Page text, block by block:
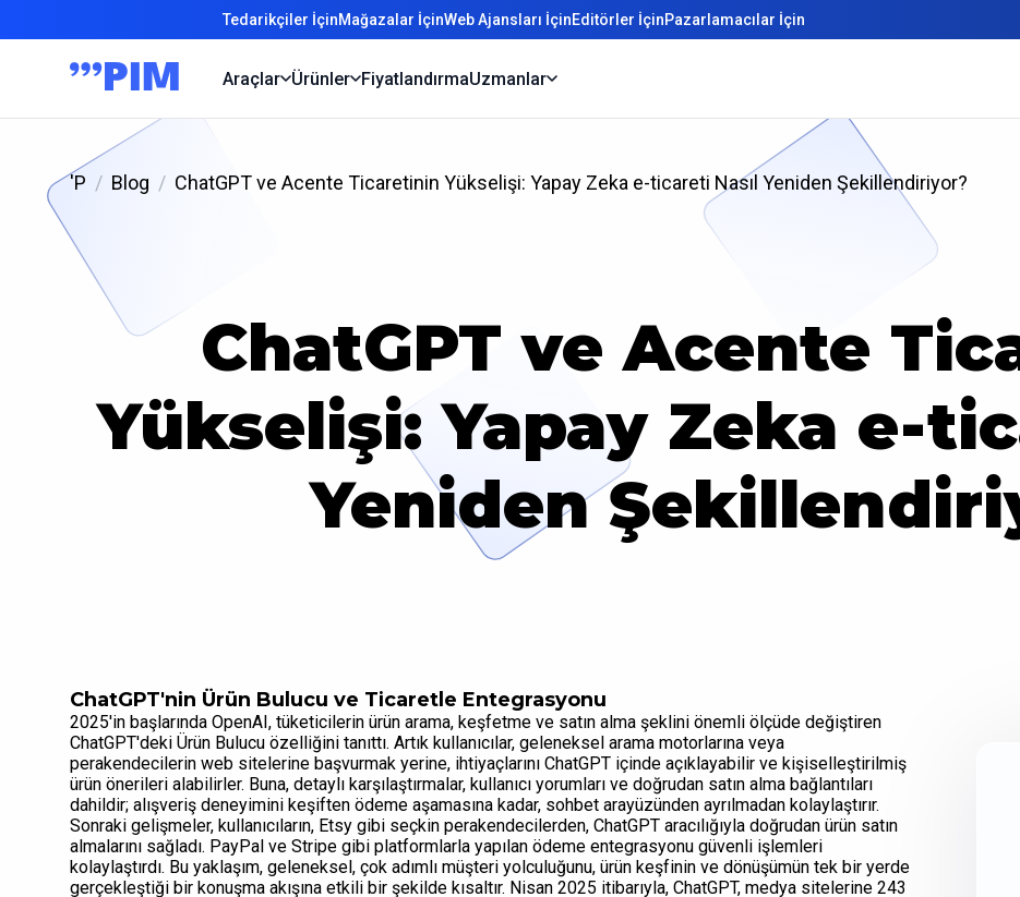
Tedarikçiler İçinMağazalar İçinWeb Ajansları İçinEditörler İçinPazarlamacılar İçin
Araçlar Ürünler FiyatlandırmaUzmanlar
'P Blog ChatGPT ve Acente Ticaretinin Yükselişi: Yapay Zeka e-ticareti Nasıl Yeniden Şekillendiriyor?
ChatGPT ve Acente
Yükselişi: Yapay Zeka e-
Yeniden
ChatGPT'nin Ürün Bulucu ve Ticaretle Entegrasyonu
2025'in başlarında OpenAI, tüketicilerin ürün arama, keşfetme ve satın alma şeklini önemli ölçüde değiştiren
ChatGPT'deki Ürün Bulucu özelliğini tanıttı. Artık kullanıcılar, geleneksel arama motorlarına veya
perakendecilerin web sitelerine başvurmak yerine, ihtiyaçlarını ChatGPT içinde açıklayabilir ve kişiselleştirilmiş
ürün önerileri alabilirler. Buna, detaylı karşılaştırmalar, kullanıcı yorumları ve doğrudan satın alma bağlantıları
dahildir; alışveriş deneyimini keşiften ödeme aşamasına kadar, sohbet arayüzünden ayrılmadan kolaylaştırır.
Sonraki gelişmeler, kullanıcıların, Etsy gibi seçkin perakendecilerden, ChatGPT aracılığıyla doğrudan ürün satın
almalarını sağladı. PayPal ve Stripe gibi platformlarla yapılan ödeme entegrasyonu güvenli işlemleri
kolaylaştırdı. Bu yaklaşım, geleneksel, çok adımlı müşteri yolculuğunu, ürün keşfinin ve dönüşümün tek bir yerde
gerçekleştiği bir konuşma akışına etkili bir şekilde kısaltır. Nisan 2025 itibarıyla, ChatGPT, medya sitelerine 243